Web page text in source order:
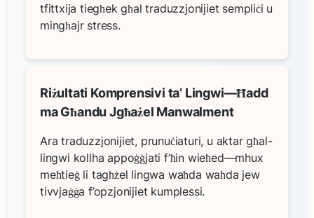
tfittxija tiegħek għal traduzzjonijiet sempliċi u
mingħajr stress.
Riżultati Komprensivi ta’ Lingwi—Ħadd
ma Għandu Jgħażel Manwalment
Ara traduzzjonijiet, prunuċiaturi, u aktar għal-
lingwi kollha appoġġjati f’ħin wieħed—mhux
meħtieġ li tagħżel lingwa waħda waħda jew
tivvjaġġa f’opzjonijiet kumplessi.